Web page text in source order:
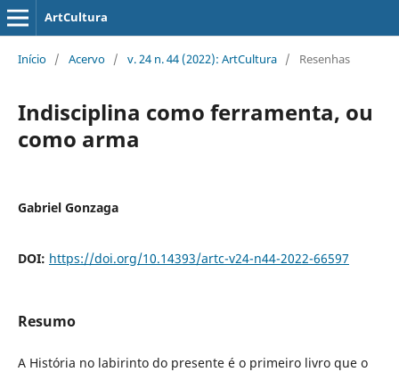
ArtCultura
Início / Acervo / v. 24 n. 44 (2022): ArtCultura / Resenhas
Indisciplina como ferramenta, ou
como arma
Gabriel Gonzaga
DOI: https://doi.org/10.14393/artc-v24-n44-2022-66597
Resumo
A História no labirinto do presente é o primeiro livro que o